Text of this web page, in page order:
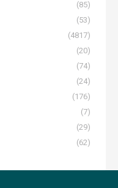
(85)
(53)
(4817)
(20)
(74)
(24)
(176)
(7)
(29)
(62)